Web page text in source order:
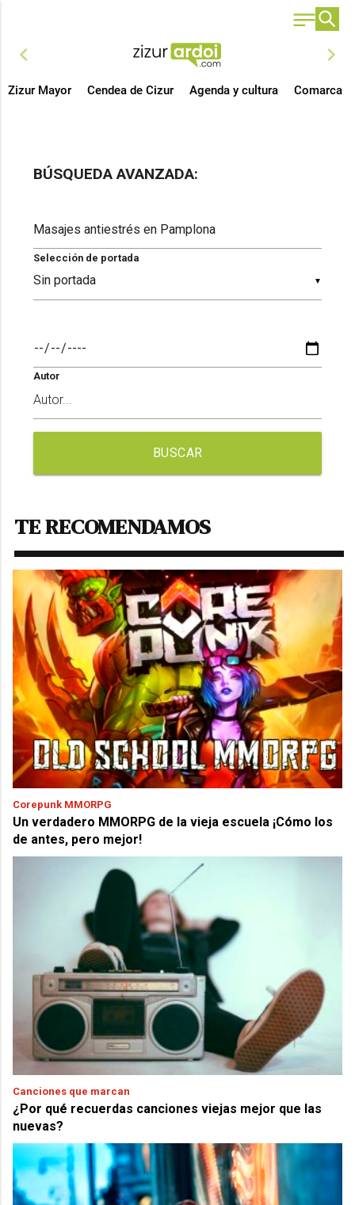
chevron_left chevron_right
Zizur Mayor Cendea de Cizur Agenda y cultura Comarca
BÚSQUEDA AVANZADA:
▼
Selección de portada
Autor
BUSCAR
TE RECOMENDAMOS
Corepunk MMORPG
Un verdadero MMORPG de la vieja escuela ¡Cómo los
de antes, pero mejor!
Canciones que marcan
¿Por qué recuerdas canciones viejas mejor que las
nuevas?